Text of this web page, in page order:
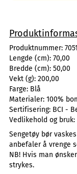
Produktnummer:
Lengde (cm): 70,00
Bredde (cm): 50,00
Vekt (g): 200,00
Farge: Blå
Materialer: 100%
Sertifisering: BCI -
Vedlikehold og bruk:
Sengetøy bør
anbefaler å vrenge
NB! Hvis man
strykes.